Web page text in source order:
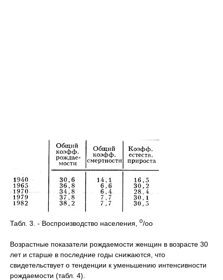
Табл. 3. - Воспроизводство населения, o/oo
Возрастные показатели рождаемости женщин в возрасте 30
лет и старше в последние годы снижаются, что
свидетельствует о тенденции к уменьшению интенсивности
рождаемости (табл. 4).